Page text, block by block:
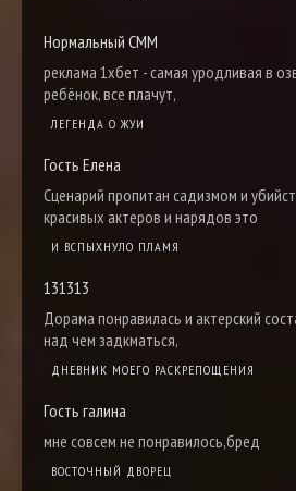
Нормальный СММ
реклама 1хбет - самая уродливая в
ребёнок, все плачут,
ЛЕГЕНДА О ЖУИ
Гость Елена
Сценарий пропитан садизмом и
красивых актеров и нарядов это
И ВСПЫХНУЛО ПЛАМЯ
131313
Дорама понравилась и актерский
над чем задкматься,
ДНЕВНИК МОЕГО РАСКРЕПОЩЕНИЯ
Гость галина
мне совсем не понравилось,бред
ВОСТОЧНЫЙ ДВОРЕЦ